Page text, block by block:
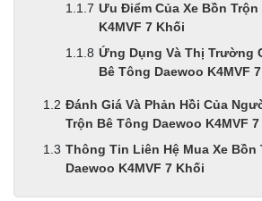
Ưu Điểm Của Xe Bồn
K4MVF 7 Khối
Ứng Dụng Và Thị Trường
Bê Tông Daewoo K4MVF
Đánh Giá Và Phản Hồi Của
Trộn Bê Tông Daewoo K4MVF
Thông Tin Liên Hệ Mua Xe Bồn
Daewoo K4MVF 7 Khối